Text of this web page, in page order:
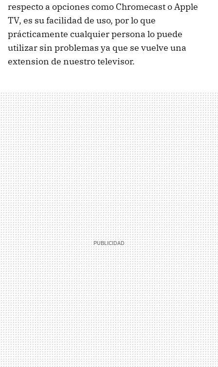
respecto a opciones como Chromecast o Apple
TV, es su facilidad de uso, por lo que
prácticamente cualquier persona lo puede
utilizar sin problemas ya que se vuelve una
extension de nuestro televisor.